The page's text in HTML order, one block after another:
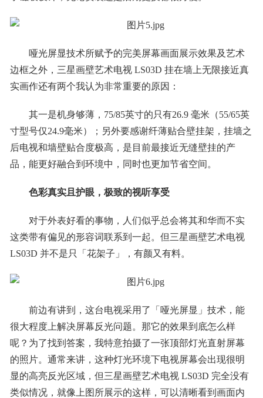
哑光屏显技术所赋予的完美屏幕画面展示效果及艺术
边框之外，三星画壁艺术电视 LS03D 挂在墙上无限接近真
实画作还有两个我认为非常重要的原因：
其一是机身够薄，75/85英寸的只有26.9 毫米（55/65英
寸型号仅24.9毫米）；另外要感谢纤薄贴合壁挂架，挂墙之
后电视和墙壁贴合度极高，是目前最接近无缝壁挂的产
品，能更好融合到环境中，同时也更加节省空间。
色彩真实且护眼，极致的视听享受
对于外表好看的事物，人们似乎总会将其和华而不实
这类带有偏见的形容词联系到一起。但三星画壁艺术电视
LS03D 并不是只「花架子」，有颜又有料。
前边有讲到，这台电视采用了「哑光屏显」技术，能
很大程度上解决屏幕反光问题。那它的效果到底怎么样
呢？为了找到答案，我特意拍摄了一张顶部灯光直射屏幕
的照片。通常来讲，这种灯光环境下电视屏幕会出现很明
显的高亮反光区域，但三星画壁艺术电视 LS03D 完全没有
类似情况，就像上图所展示的这样，可以清晰看到画面内